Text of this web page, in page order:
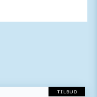
TILBUD